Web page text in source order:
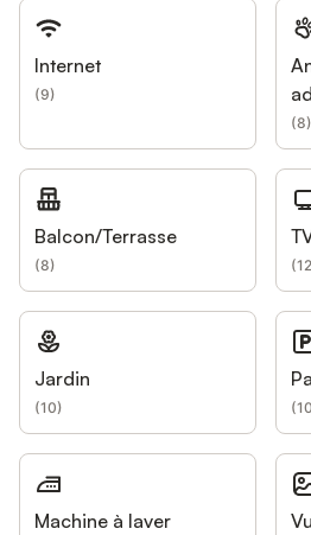
Internet
(9)
(8)
Balcon/Terrasse
(8) (12
Jardin
(10) (10
Machine à laver